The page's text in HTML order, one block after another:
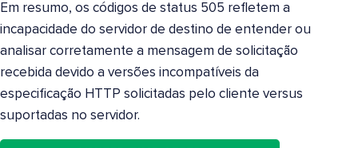
Em resumo, os códigos de status 505 refletem a
incapacidade do servidor de destino de entender ou
analisar corretamente a mensagem de solicitação
recebida devido a versões incompatíveis da
especificação HTTP solicitadas pelo cliente versus
suportadas no servidor.